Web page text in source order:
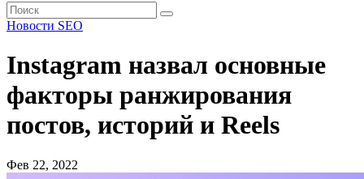
Новости SEO
Instagram назвал основные
факторы ранжирования
постов, историй и Reels
Фев 22, 2022